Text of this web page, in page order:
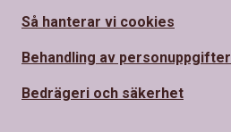
Så hanterar vi cookies
Behandling av personuppgifter
Bedrägeri och säkerhet